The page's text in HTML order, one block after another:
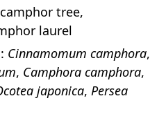
tree,
laurel
Cinnamomum camphora,
, Camphora camphora,
japonica, Persea